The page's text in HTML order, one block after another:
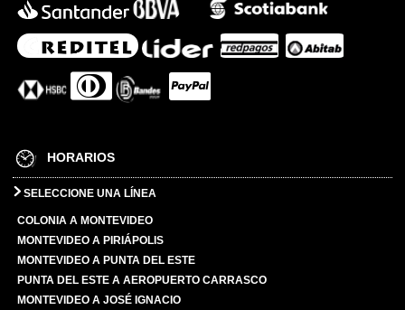
HORARIOS
SELECCIONE UNA LÍNEA
COLONIA A MONTEVIDEO
MONTEVIDEO A PIRIÁPOLIS
MONTEVIDEO A PUNTA DEL ESTE
PUNTA DEL ESTE A AEROPUERTO CARRASCO
MONTEVIDEO A JOSÉ IGNACIO